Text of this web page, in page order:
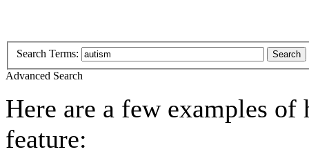
Search Terms: Search
Advanced Search
Here are a few examples of
feature: